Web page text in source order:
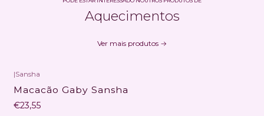
Aquecimentos
Ver mais produtos
|Sansha
Macacão Gaby Sansha
€23,55